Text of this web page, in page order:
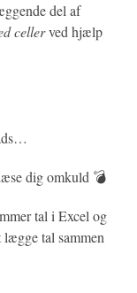
del af
cellerved hjælp
dig omkuld 💣
tal i Excel og
tal sammen